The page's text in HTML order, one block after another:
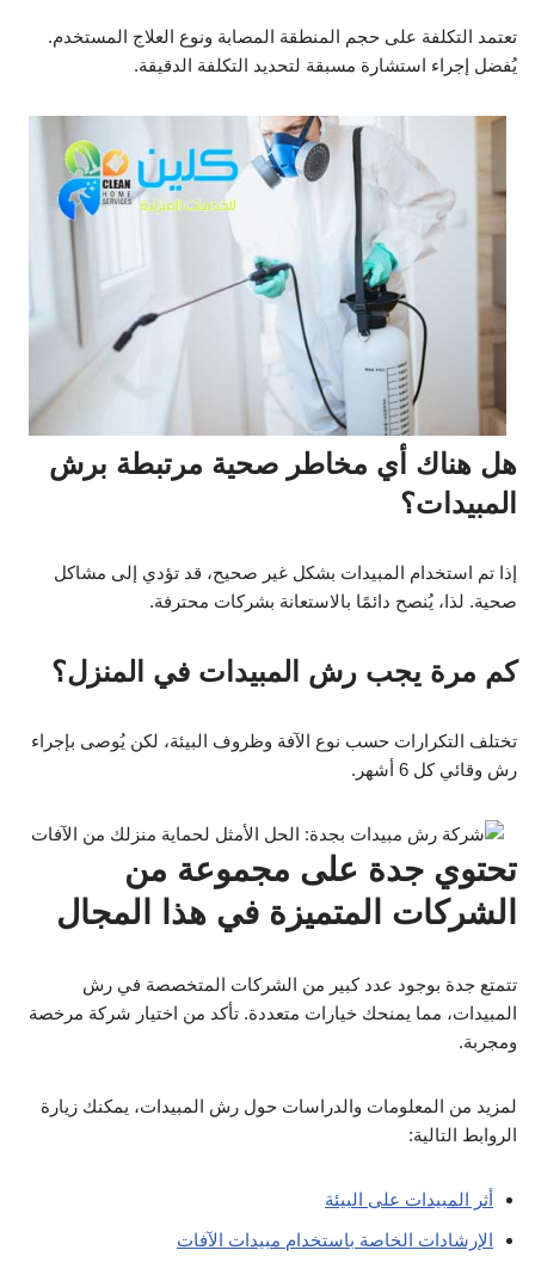
تعتمد التكلفة على حجم المنطقة المصابة ونوع العلاج المستخدم.
يُفضل إجراء استشارة مسبقة لتحديد التكلفة الدقيقة.
هل هناك أي مخاطر صحية مرتبطة برش
المبيدات؟
إذا تم استخدام المبيدات بشكل غير صحيح، قد تؤدي إلى مشاكل
صحية. لذا، يُنصح دائمًا بالاستعانة بشركات محترفة.
كم مرة يجب رش المبيدات في المنزل؟
تختلف التكرارات حسب نوع الآفة وظروف البيئة، لكن يُوصى بإجراء
رش وقائي كل 6 أشهر.
تحتوي جدة على مجموعة من
الشركات المتميزة في هذا المجال
تتمتع جدة بوجود عدد كبير من الشركات المتخصصة في رش
المبيدات، مما يمنحك خيارات متعددة. تأكد من اختيار شركة مرخصة
ومجربة.
لمزيد من المعلومات والدراسات حول رش المبيدات، يمكنك زيارة
الروابط التالية:
أثر المبيدات على البيئة
الإرشادات الخاصة باستخدام مبيدات الآفات